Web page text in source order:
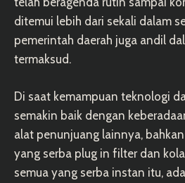
ditemui lebih dari sekali dalam
pemerintah daerah juga andil
termaksud.
Di saat kemampuan teknologi
semakin baik dengan
alat penunjuang lainnya,
yang serba plug in filter dan
semua yang serba instan itu,